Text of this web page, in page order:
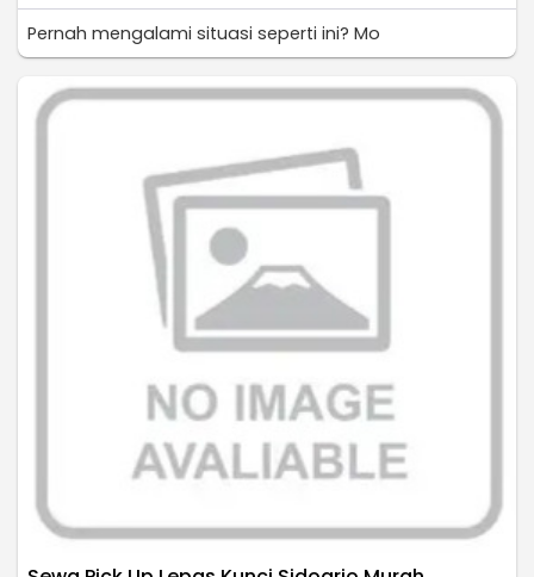
Pernah mengalami situasi seperti ini? Mo